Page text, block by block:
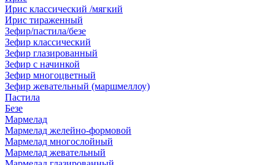
Ирис классический /мягкий
Ирис тираженный
Зефир/пастила/безе
Зефир классический
Зефир глазированный
Зефир с начинкой
Зефир многоцветный
Зефир жевательный (маршмеллоу)
Пастила
Безе
Мармелад
Мармелад желейно-формовой
Мармелад многослойный
Мармелад жевательный